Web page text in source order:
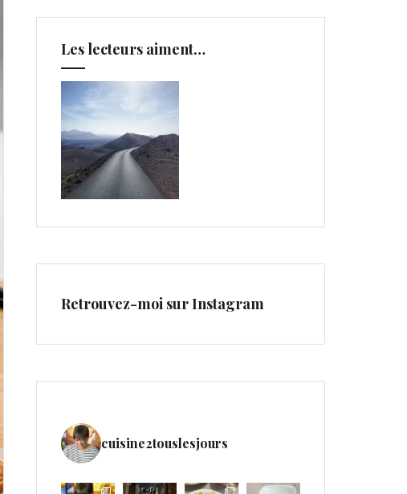
Les lecteurs aiment…
Retrouvez-moi sur Instagram
cuisine2touslesjours